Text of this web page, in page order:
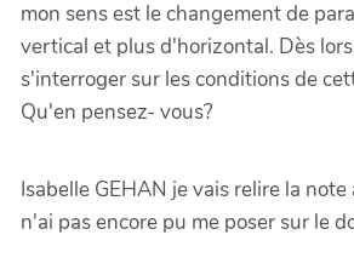
mon sens est le changement de
vertical et plus d'horizontal. Dès
s'interroger sur les conditions de
Qu'en pensez- vous?
Isabelle GEHAN je vais relire la
n'ai pas encore pu me poser sur le